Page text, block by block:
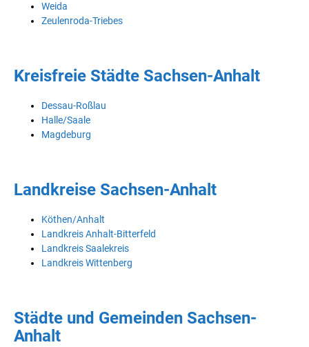
Weida
Zeulenroda-Triebes
Kreisfreie Städte Sachsen-Anhalt
Dessau-Roßlau
Halle/Saale
Magdeburg
Landkreise Sachsen-Anhalt
Köthen/Anhalt
Landkreis Anhalt-Bitterfeld
Landkreis Saalekreis
Landkreis Wittenberg
Städte und Gemeinden Sachsen-
Anhalt